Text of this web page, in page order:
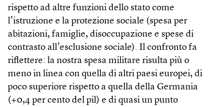
rispetto ad altre funzioni dello stato come
l’istruzione e la protezione sociale (spesa per
abitazioni, famiglie, disoccupazione e spese di
contrasto all’esclusione sociale). Il confronto fa
riflettere: la nostra spesa militare risulta più o
meno in linea con quella di altri paesi europei, di
poco superiore rispetto a quella della Germania
(+0,4 per cento del pil) e di quasi un punto